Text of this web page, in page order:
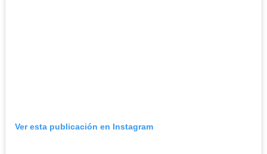
Ver esta publicación en Instagram